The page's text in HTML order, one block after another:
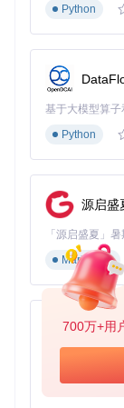
700万+用
解决方案：智能
目标
准备
打开需要添
执行
点击"编辑书
通过右键菜
在预览区定
调整书签层
自动生成模式：
点击"自动
设置字体尺
配置过滤规
点击"生成"
Python
基于大模型算
Python
源启盛
Markdown
py-
Python